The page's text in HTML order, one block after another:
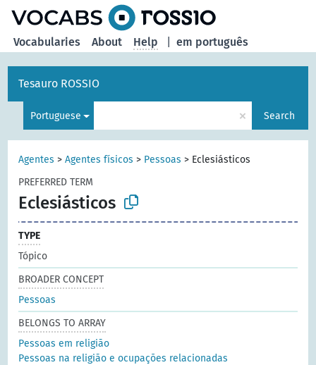
em português
Vocabularies About Help
Tesauro ROSSIO
Portuguese × Search
Agentes >Agentes físicos > Pessoas > Eclesiásticos
PREFERRED TERM
Eclesiásticos
TYPE
Tópico
BROADER CONCEPT
Pessoas
BELONGS TO ARRAY
Pessoas em religião
Pessoas na religião e ocupações relacionadas